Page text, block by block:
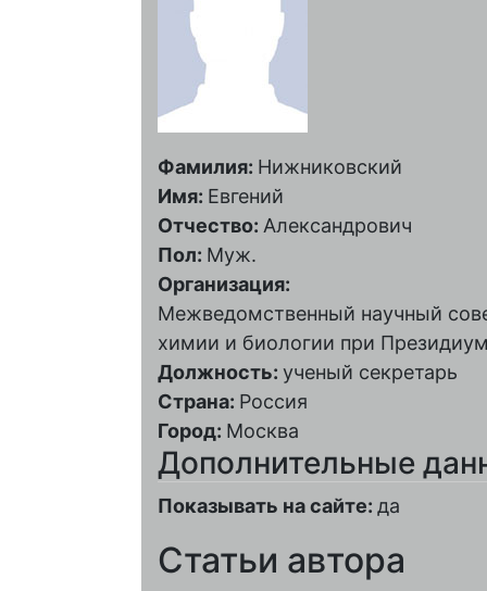
Фамилия: Нижниковский
Имя: Евгений
Отчество: Александрович
Пол: Муж.
Организация:
Межведомственный научный
химии и биологии при
Должность: ученый секретарь
Страна: Россия
Город: Москва
Дополнительные
Показывать на сайте: да
Статьи автора